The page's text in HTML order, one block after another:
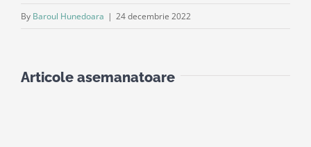
By Baroul Hunedoara | 24 decembrie 2022
Articole asemanatoare